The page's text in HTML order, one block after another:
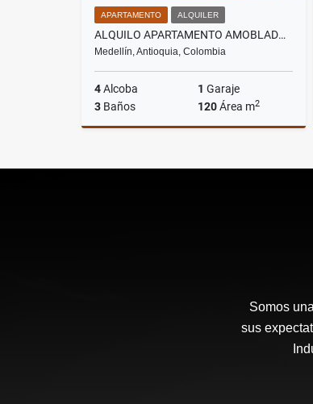
APARTAMENTO ALQUILER
ALQUILO APARTAMENTO AMOBLADO EN EL POBLADO PATIO BONITO
Medellín, Antioquia, Colombia
4Alcoba 1 Garaje
3 Baños 120Área m2
$7.400.000
Somos
sus